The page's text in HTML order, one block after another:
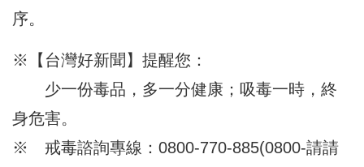
序。
※【台灣好新聞】提醒您：
少一份毒品，多一分健康；吸毒一時，終
身危害。
※ 戒毒諮詢專線：0800-770-885(0800-請請